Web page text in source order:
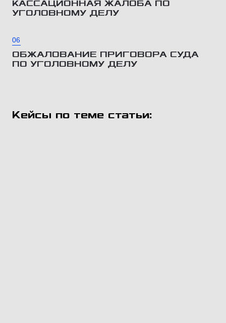
КАССАЦИОННАЯ ЖАЛОБА ПО
УГОЛОВНОМУ ДЕЛУ
06
ОБЖАЛОВАНИЕ ПРИГОВОРА СУДА
ПО УГОЛОВНОМУ ДЕЛУ
Кейсы по теме статьи: